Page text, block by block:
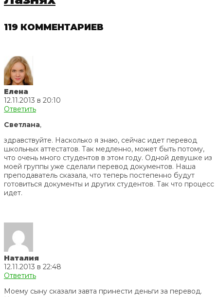
119 КОММЕНТАРИЕВ
Елена
12.11.2013 в 20:10
Ответить
Светлана,
здравствуйте. Насколько я знаю, сейчас идет перевод
школьных аттестатов. Так медленно, может быть потому,
что очень много студентов в этом году. Одной девушке из
моей группы уже сделали перевод документов. Наша
преподаватель сказала, что теперь постепенно будут
готовиться документы и других студентов. Так что процесс
идет.
Наталия
12.11.2013 в 22:48
Ответить
Моему сыну сказали завта принести деньги за перевод.